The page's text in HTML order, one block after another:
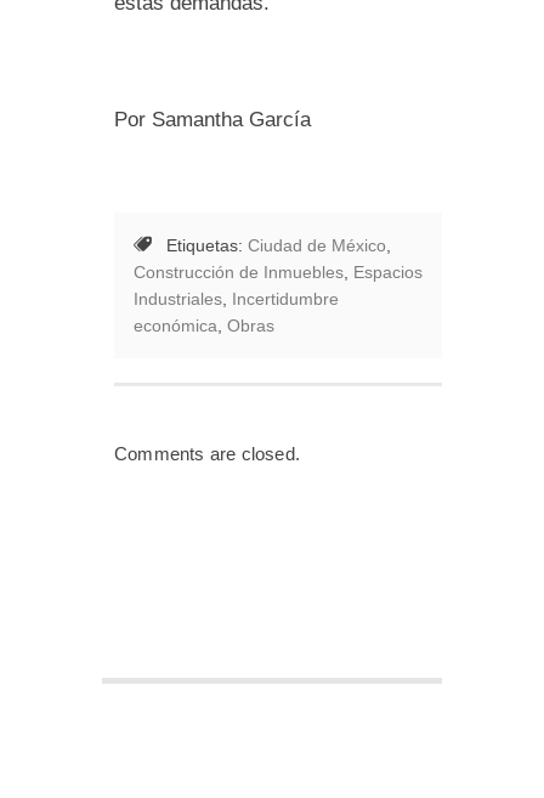
Por Samantha García
Etiquetas: Ciudad de México
Construcción de Inmuebles Espacios
Industriales Incertidumbre
económica Obras
Comments are closed.